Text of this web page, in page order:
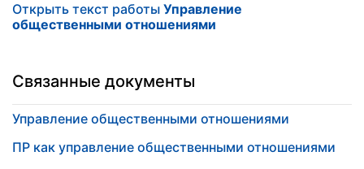
Открыть текст работы Управление
общественными отношениями
Связанные документы
Управление общественными отношениями
ПР как управление общественными отношениями